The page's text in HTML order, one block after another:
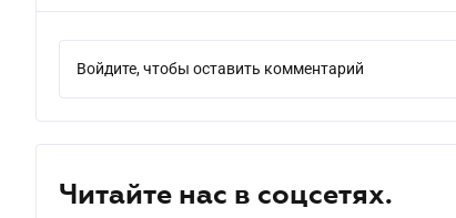
Войдите, чтобы оставить комментарий
Читайте нас в соцсетях.